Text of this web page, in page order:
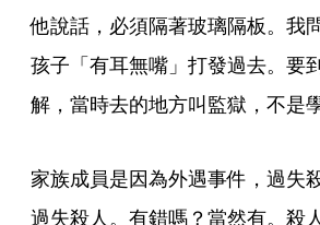
他說話，必須隔著玻璃隔板。我
孩子「有耳無嘴」打發過去。要
解，當時去的地方叫監獄，不是學
家族成員是因為外遇事件，過失
過失殺人。有錯嗎？當然有。殺